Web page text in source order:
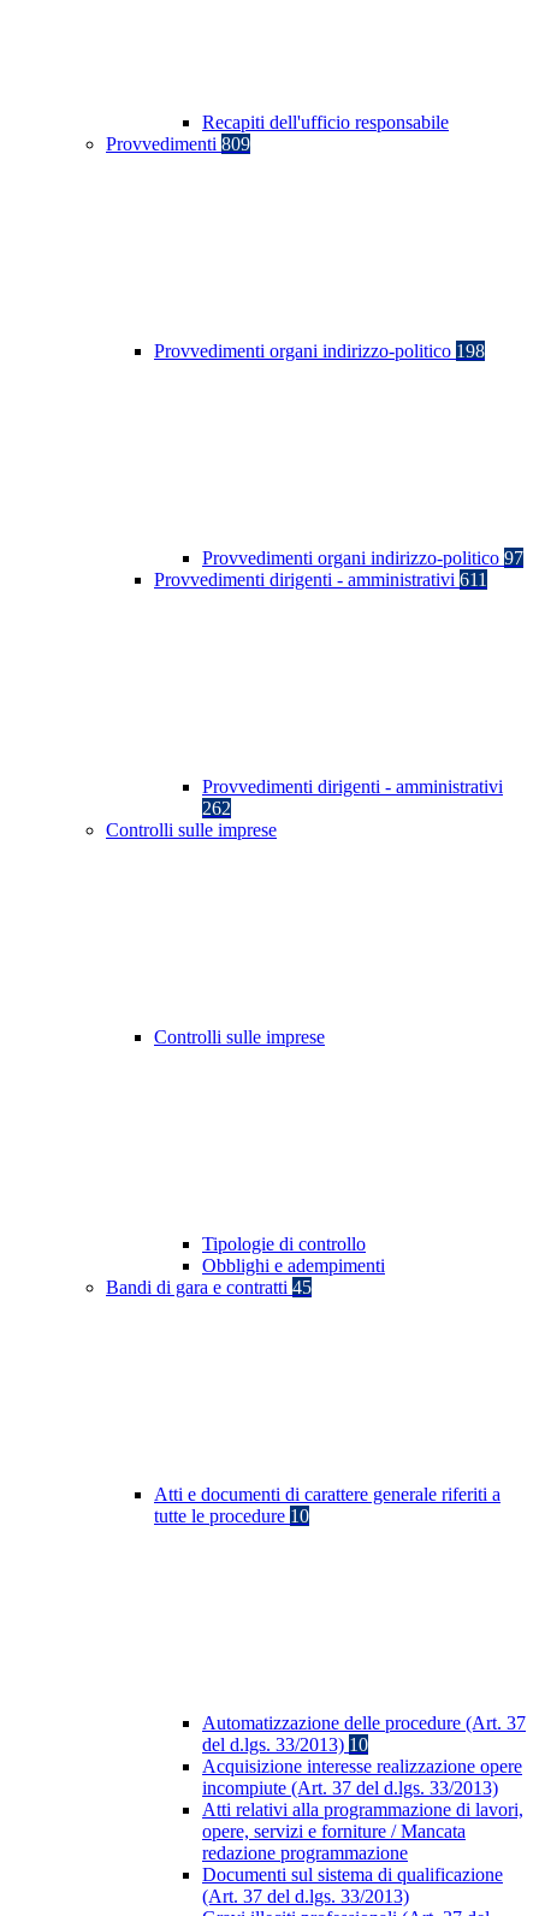
Recapiti dell'ufficio responsabile
Provvedimenti 809
Provvedimenti organi indirizzo-politico 198
Provvedimenti organi indirizzo-politico 97
Provvedimenti dirigenti - amministrativi 611
Provvedimenti dirigenti - amministrativi
262
Controlli sulle imprese
Controlli sulle imprese
Tipologie di controllo
Obblighi e adempimenti
Bandi di gara e contratti 45
Atti e documenti di carattere generale riferiti a
tutte le procedure 10
Automatizzazione delle procedure (Art. 37
del d.lgs. 33/2013) 10
Acquisizione interesse realizzazione opere
incompiute (Art. 37 del d.lgs. 33/2013)
Atti relativi alla programmazione di lavori,
opere, servizi e forniture / Mancata
redazione programmazione
Documenti sul sistema di qualificazione
(Art. 37 del d.lgs. 33/2013)